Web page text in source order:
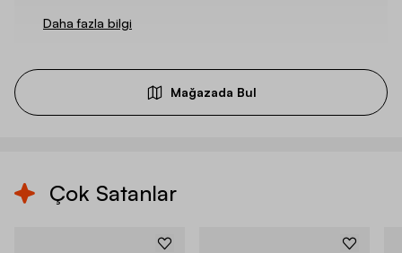
Daha fazla bilgi
Mağazada Bul
Çok Satanlar